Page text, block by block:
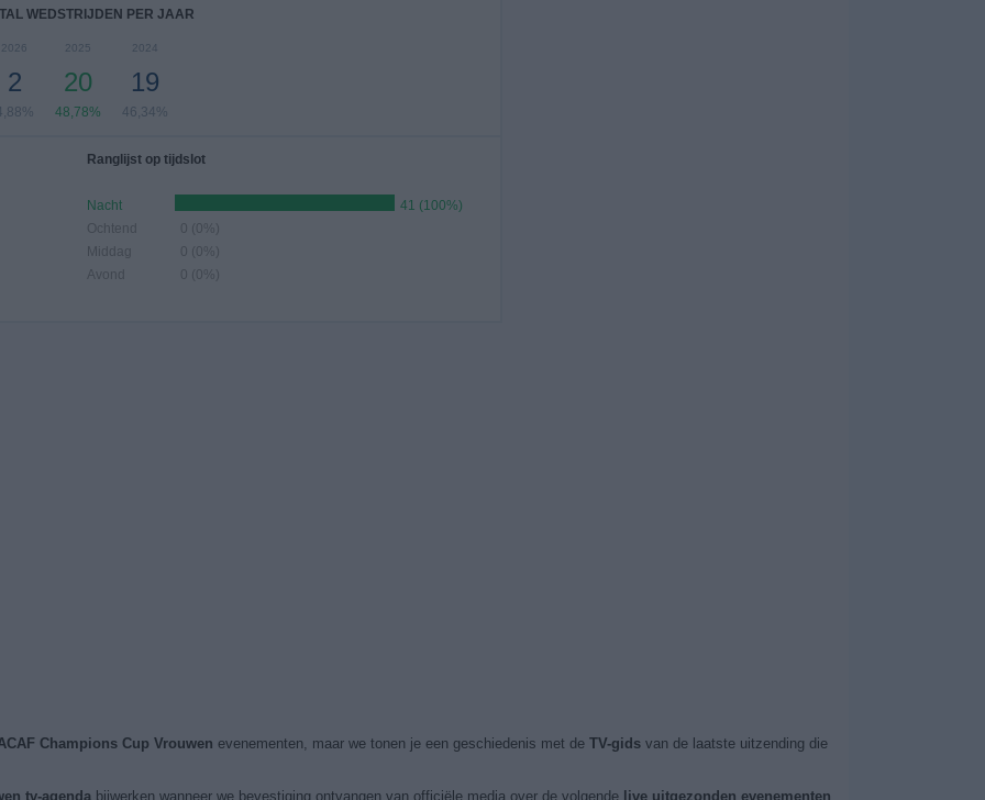
WEDSTRIJDEN PER JAAR
2026
2
2025
20
48,78%
2024
19
46,34%
Ranglijst op tijdslot
Nacht
41 (100%)
Ochtend
0 (0%)
Middag
0 (0%)
Avond
0 (0%)
Champions Cup Vrouwen evenementen, maar we tonen je een geschiedenis met de TV-gidsvan de laatste uitzending die
tv-agendabijwerken wanneer we bevestiging ontvangen van officiële media over de volgende live uitgezonden evenementen